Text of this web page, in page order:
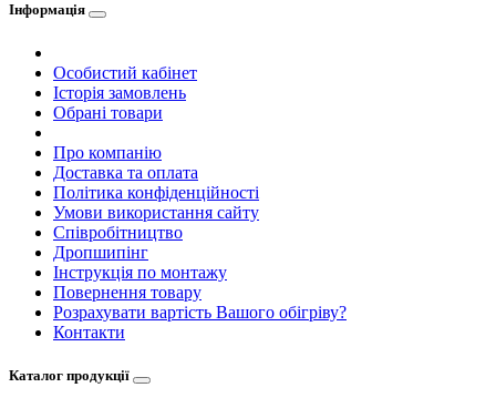
Інформація
Особистий кабінет
Історія замовлень
Обрані товари
Про компанію
Доставка та оплата
Політика конфіденційності
Умови використання сайту
Співробітництво
Дропшипінг
Інструкція по монтажу
Повернення товару
Розрахувати вартість Вашого обігріву?
Контакти
Каталог продукції